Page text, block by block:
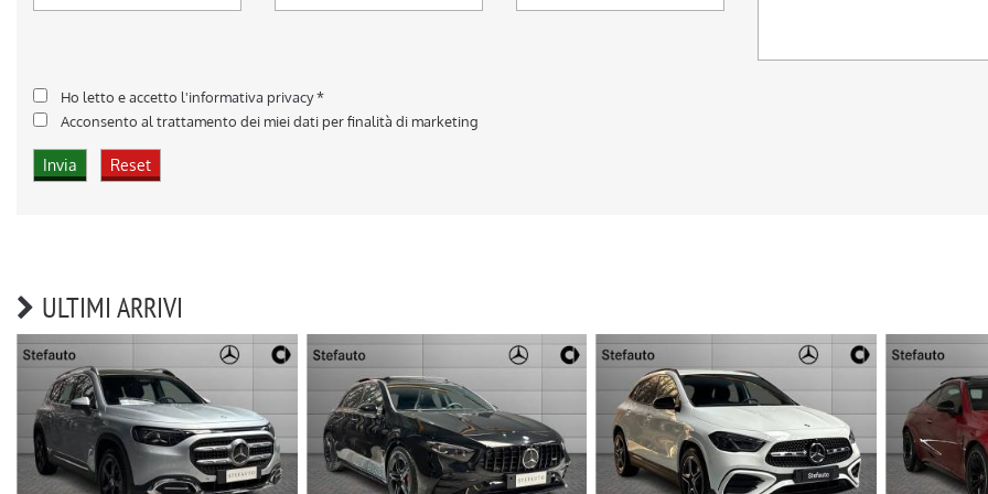
Ho letto e accetto l'informativa privacy*
Acconsento al trattamento dei miei dati per finalità di marketing
ULTIMI ARRIVI